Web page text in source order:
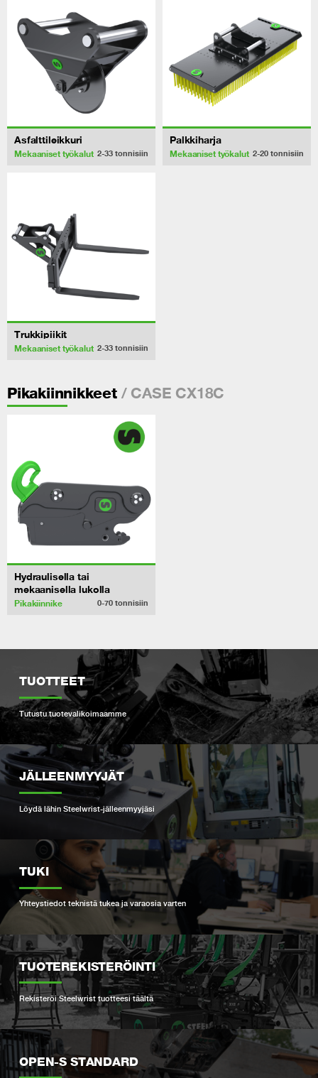
Asfalttileikkuri
Mekaaniset työkalut 2-33 tonnisiin
Palkkiharja
Mekaaniset työkalut 2-20 tonnisiin
Trukkipiikit
Mekaaniset työkalut 2-33 tonnisiin
Pikakiinnikkeet/ CASE CX18C
Hydraulisella tai
mekaanisella lukolla
Pikakiinnike 0-70 tonnisiin
TUOTTEET
Tutustu tuotevalikoimaamme
JÄLLEENMYYJÄT
Löydä lähin Steelwrist-jälleenmyyjäsi
TUKI
Yhteystiedot teknistä tukea ja varaosia varten
TUOTEREKISTERÖINTI
Rekisteröi Steelwrist tuotteesi täältä
OPEN-S STANDARD